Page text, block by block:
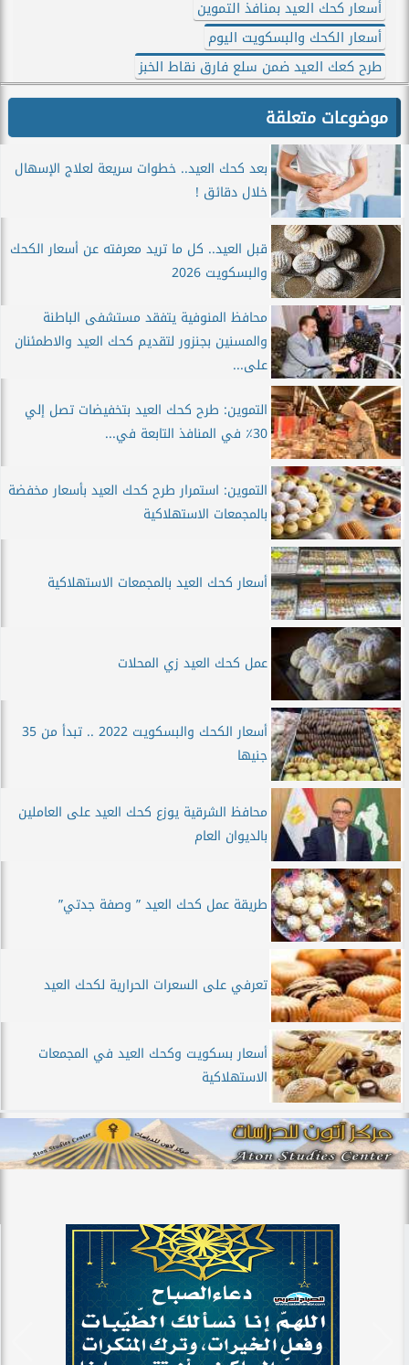
أسعار كحك العيد بمنافذ التموين
أسعار الكحك والبسكويت اليوم
طرح كعك العيد ضمن سلع فارق نقاط الخبز
موضوعات متعلقة
بعد كحك العيد.. خطوات سريعة لعلاج الإسهال
خلال دقائق !
قبل العيد.. كل ما تريد معرفته عن أسعار الكحك
والبسكويت 2026
محافظ المنوفية يتفقد مستشفى الباطنة
والمسنين بجنزور لتقديم كحك العيد والاطمئنان
على...
التموين: طرح كحك العيد بتخفيضات تصل إلي
30٪ في المنافذ التابعة في...
التموين: استمرار طرح كحك العيد بأسعار مخفضة
بالمجمعات الاستهلاكية
أسعار كحك العيد بالمجمعات الاستهلاكية
عمل كحك العيد زي المحلات
أسعار الكحك والبسكويت 2022 .. تبدأ من 35
جنيها
محافظ الشرقية يوزع كحك العيد على العاملين
بالديوان العام
طريقة عمل كحك العيد ” وصفة جدتي”
تعرفي على السعرات الحرارية لكحك العيد
أسعار بسكويت وكحك العيد في المجمعات
الاستهلاكية